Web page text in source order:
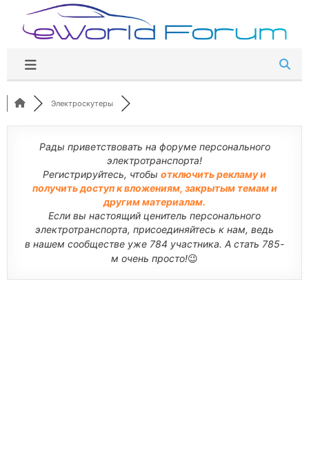
Перейти
содержимому
Электроскутеры
Рады приветствовать на форуме персонального
электротранспорта!
Регистрируйтесь, чтобы отключить рекламу и
получить доступ к вложениям, закрытым темам и
другим материалам.
Если вы настоящий ценитель персонального
электротранспорта, присоединяйтесь к нам, ведь
в нашем сообществе уже 784 участника. А стать 785-
м очень просто!😉